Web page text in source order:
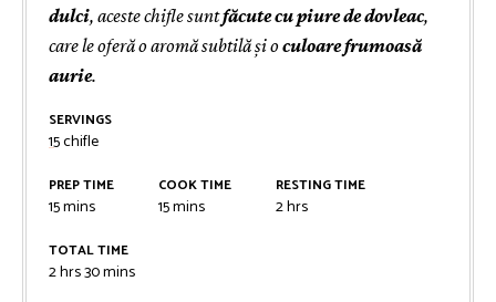
dulci, aceste chifle suntfăcute cu piure de dovleac,
care le oferă o aromă subtilă și oculoare frumoasă
aurie.
SERVINGS
15chifle
PREP TIME
15minutes
mins
COOK TIME
15minutes
mins
RESTING TIME
2hours
hrs
TOTAL TIME
2hours
hrs30minutes
mins